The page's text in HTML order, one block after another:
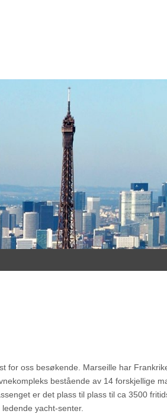
for oss besøkende. Marseille har
bestående av 14 forskjellige
er det plass til plass til ca 3500
yacht-senter.